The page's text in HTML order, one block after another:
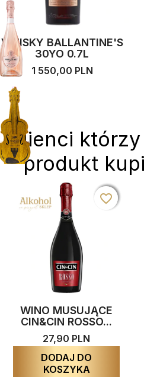
WHISKY BALLANTINE'S
30YO 0.7L
1 550,00 PLN
Klienci
produkt
WINO MUSUJĄCE
CIN&CIN ROSSO...
27,90 PLN
DODAJ DO
KOSZYKA
favorite_border
favorite_border
favorite_border